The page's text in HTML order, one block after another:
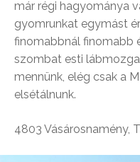
már régi hagyománya
gyomrunkat egymást
finomabbnál finomabb
szombat esti
mennünk, elég csak a
elsétálnunk.
4803 Vásárosnamény,